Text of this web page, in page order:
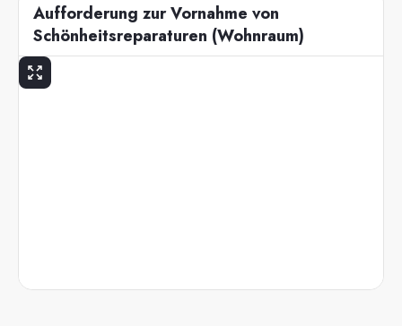
Aufforderung zur Vornahme von
Schönheitsreparaturen (Wohnraum)